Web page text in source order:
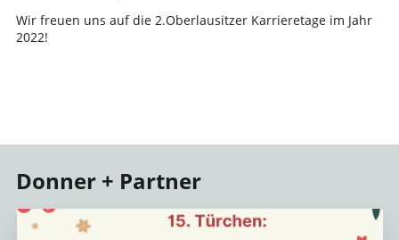
Wir freuen uns auf die 2.Oberlausitzer Karrieretage im Jahr
2022!
Donner + Partner